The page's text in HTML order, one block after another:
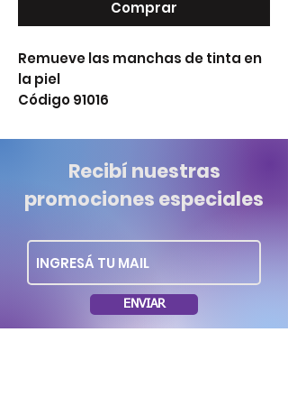
Comprar
Remueve las manchas de tinta en
la piel
Código 91016
Recibí nuestras
promociones especiales
ENVIAR